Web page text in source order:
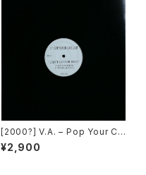
[2000?] V.A. – Pop Your Co
llar / Can't Go For That [No
t On Label][PROMO]
¥2,900